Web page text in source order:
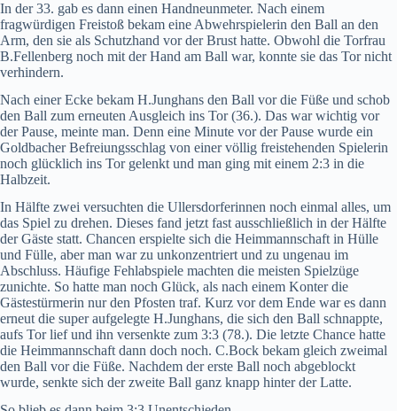
In der 33. gab es dann einen Handneunmeter. Nach einem
fragwürdigen Freistoß bekam eine Abwehrspielerin den Ball an den
Arm, den sie als Schutzhand vor der Brust hatte. Obwohl die Torfrau
B.Fellenberg noch mit der Hand am Ball war, konnte sie das Tor nicht
verhindern.
Nach einer Ecke bekam H.Junghans den Ball vor die Füße und schob
den Ball zum erneuten Ausgleich ins Tor (36.). Das war wichtig vor
der Pause, meinte man. Denn eine Minute vor der Pause wurde ein
Goldbacher Befreiungsschlag von einer völlig freistehenden Spielerin
noch glücklich ins Tor gelenkt und man ging mit einem 2:3 in die
Halbzeit.
In Hälfte zwei versuchten die Ullersdorferinnen noch einmal alles, um
das Spiel zu drehen. Dieses fand jetzt fast ausschließlich in der Hälfte
der Gäste statt. Chancen erspielte sich die Heimmannschaft in Hülle
und Fülle, aber man war zu unkonzentriert und zu ungenau im
Abschluss. Häufige Fehlabspiele machten die meisten Spielzüge
zunichte. So hatte man noch Glück, als nach einem Konter die
Gästestürmerin nur den Pfosten traf. Kurz vor dem Ende war es dann
erneut die super aufgelegte H.Junghans, die sich den Ball schnappte,
aufs Tor lief und ihn versenkte zum 3:3 (78.). Die letzte Chance hatte
die Heimmannschaft dann doch noch. C.Bock bekam gleich zweimal
den Ball vor die Füße. Nachdem der erste Ball noch abgeblockt
wurde, senkte sich der zweite Ball ganz knapp hinter der Latte.